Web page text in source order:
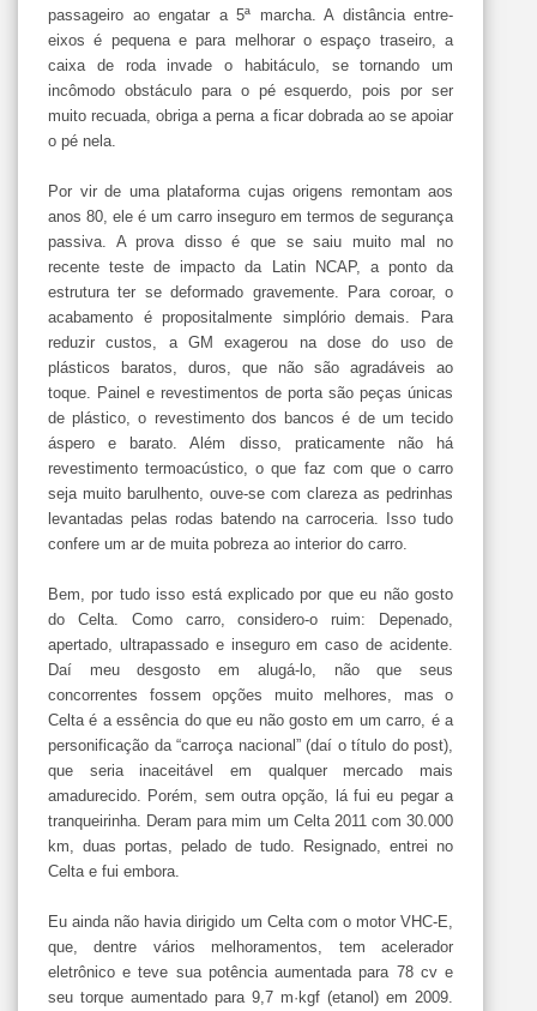
passageiro ao engatar a 5ª marcha. A distância entre-
eixos é pequena e para melhorar o espaço traseiro, a
caixa de roda invade o habitáculo, se tornando um
incômodo obstáculo para o pé esquerdo, pois por ser
muito recuada, obriga a perna a ficar dobrada ao se apoiar
o pé nela.
Por vir de uma plataforma cujas origens remontam aos
anos 80, ele é um carro inseguro em termos de segurança
passiva. A prova disso é que se saiu muito mal no
recente teste de impacto da Latin NCAP, a ponto da
estrutura ter se deformado gravemente. Para coroar, o
acabamento é propositalmente simplório demais. Para
reduzir custos, a GM exagerou na dose do uso de
plásticos baratos, duros, que não são agradáveis ao
toque. Painel e revestimentos de porta são peças únicas
de plástico, o revestimento dos bancos é de um tecido
áspero e barato. Além disso, praticamente não há
revestimento termoacústico, o que faz com que o carro
seja muito barulhento, ouve-se com clareza as pedrinhas
levantadas pelas rodas batendo na carroceria. Isso tudo
confere um ar de muita pobreza ao interior do carro.
Bem, por tudo isso está explicado por que eu não gosto
do Celta. Como carro, considero-o ruim: Depenado,
apertado, ultrapassado e inseguro em caso de acidente.
Daí meu desgosto em alugá-lo, não que seus
concorrentes fossem opções muito melhores, mas o
Celta é a essência do que eu não gosto em um carro, é a
personificação da “carroça nacional” (daí o título do post),
que seria inaceitável em qualquer mercado mais
amadurecido. Porém, sem outra opção, lá fui eu pegar a
tranqueirinha. Deram para mim um Celta 2011 com 30.000
km, duas portas, pelado de tudo. Resignado, entrei no
Celta e fui embora.
Eu ainda não havia dirigido um Celta com o motor VHC-E,
que, dentre vários melhoramentos, tem acelerador
eletrônico e teve sua potência aumentada para 78 cv e
seu torque aumentado para 9,7 m·kgf (etanol) em 2009.